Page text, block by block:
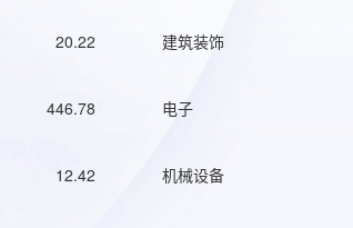
20.22 建筑装饰
446.78 电子
12.42 机械设备